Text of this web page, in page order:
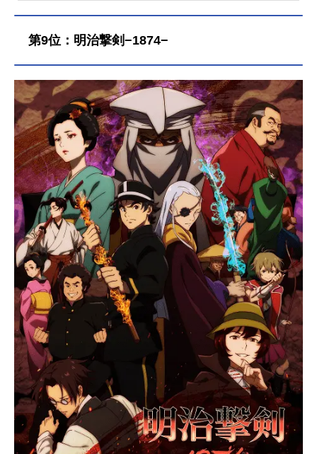
どの強大な存在だった。しかし、た
ムのストーリーに干渉しないよう、
目立たず生きていこうと決意する
が、ゲーマー魂に火が付いて思わず
自身のレベルを99まで上げてしまっ
た。その強大な力のせいで、周囲の
人々から「魔王」と疑われることに
なってしまう。平穏な学園生活を望
むユミエラが手にする未来とは―
―？作品名悪役令嬢レベル99～私は
裏ボスですが魔王ではありません～
放送形態TVアニメスケジュール2024
年1月9日（火）〜2024年3月26日
（火）AT-X・TOKYOMXほか話数全1
2話キャストユミエラ・ドルクネス：
ファイルーズあいパトリック・アッ
シュバトン：内田雄馬アリシア・エ
ンライト：和氣あず未エドウィン・
バルシャイン：八代拓ウィリアム・
アレス：石谷春貴オズワルド・グリ
ムザード：天﨑滉平エレノーラ・ヒ
ルローズ：日高里菜スタッフ原作：
七夕さとり（カドカワBOOKSBOOK
S）原作イラスト：Tea漫画：のこみ
監督：山岡実シリーズ構成：志茂文
第9位：明治撃剣−1874−